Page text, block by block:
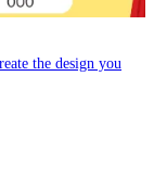
the design you